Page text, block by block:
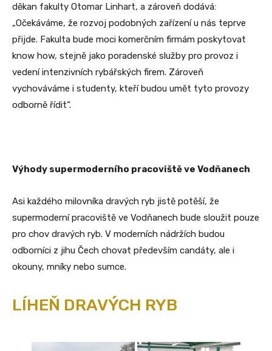
děkan fakulty Otomar Linhart, a zároveň dodává:
„Očekáváme, že rozvoj podobných zařízení u nás teprve
přijde. Fakulta bude moci komerčním firmám poskytovat
know how, stejně jako poradenské služby pro provoz i
vedení intenzivních rybářských firem. Zároveň
vychováváme i studenty, kteří budou umět tyto provozy
odborně řídit“.
Výhody supermoderního pracoviště ve Vodňanech
Asi každého milovníka dravých ryb jistě potěší, že
supermoderní pracoviště ve Vodňanech bude sloužit pouze
pro chov dravých ryb. V moderních nádržích budou
odborníci z jihu Čech chovat především candáty, ale i
okouny, mníky nebo sumce.
LÍHEŇ DRAVÝCH RYB